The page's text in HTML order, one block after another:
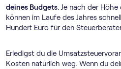
deines Budgets. Je nach der
können im Laufe des Jahres
Hundert Euro für den
Erledigst du die
Kosten natürlich weg. Wenn du